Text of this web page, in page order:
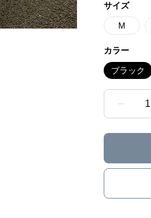
サイズ
M
カラー
ブラック
1